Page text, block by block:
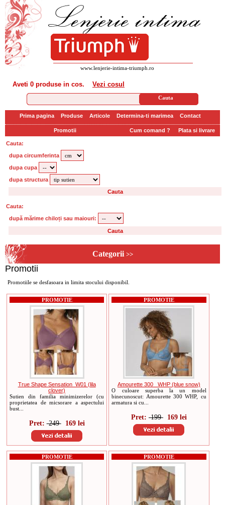
www.lenjerie-intima-triumph.ro
Aveti 0 produse in cos. Vezi cosul
Prima pagina Produse Articole Determina-ti marimea Contact
Promotii Cum comand ? Plata si livrare
Cauta:
dupa circumferinta
dupa cupa
dupa structura
Cauta:
după mărime chiloți sau maiouri:
Categorii >>
Promotii
Promotiile se desfasoara in limita stocului disponibil.
PROMOTIE
True Shape Sensation_W01 (lila
clover)
Sutien din familia minimizerelor (cu
proprietatea de micsorare a aspectului
bust...
Pret:249169 lei
PROMOTIE
Amourette 300 _WHP (blue snow)
O culoare superba la un model
binecunoscut: Amourette 300 WHP, cu
armatura si cu...
Pret: 199169 lei
PROMOTIE PROMOTIE